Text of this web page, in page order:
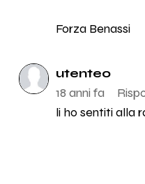
Forza Benassi
utente0
18 anni fa
li ho sentiti alla